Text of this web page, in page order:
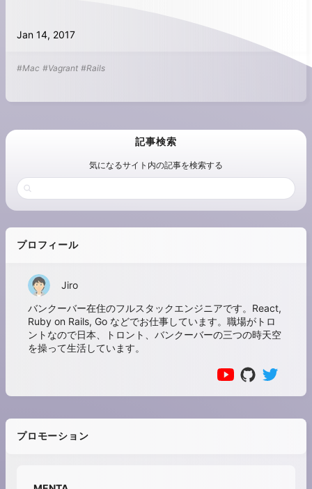
Jan 14, 2017
#Mac #Vagrant #Rails
記事検索
気になるサイト内の記事を検索する
プロフィール
Jiro
バンクーバー在住のフルスタックエンジニアです。React,
Ruby on Rails, Go などでお仕事しています。職場がトロ
ントなので日本、トロント、バンクーバーの三つの時天空
を操って生活しています。
プロモーション